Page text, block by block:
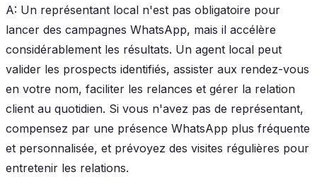
A: Un représentant local n'est pas obligatoire pour
lancer des campagnes WhatsApp, mais il accélère
considérablement les résultats. Un agent local peut
valider les prospects identifiés, assister aux rendez-vous
en votre nom, faciliter les relances et gérer la relation
client au quotidien. Si vous n'avez pas de représentant,
compensez par une présence WhatsApp plus fréquente
et personnalisée, et prévoyez des visites régulières pour
entretenir les relations.